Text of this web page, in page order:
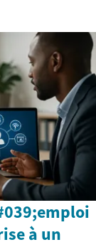
à un